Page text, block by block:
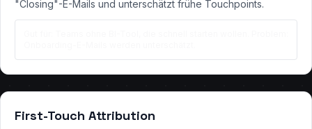
"Closing"-E-Mails und unterschätzt frühe Touchpoints.
First-Touch Attribution